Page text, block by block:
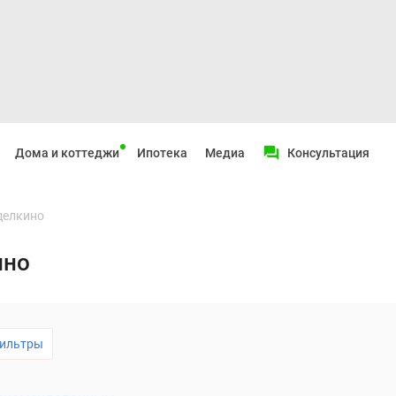
Дома и коттеджи Ипотека Медиа Консультация